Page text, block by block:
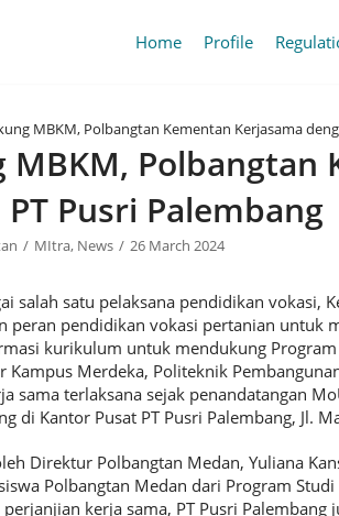
Home Profile
MBKM, Polbangtan Kementan Kerjasama
MBKM, Polbangtan
Pusri Palembang
MItra, News 26 March 2024
salah satu pelaksana pendidikan vokasi,
peran pendidikan vokasi pertanian untuk
kurikulum untuk mendukung
Kampus Merdeka, Politeknik
sama terlaksana sejak penandatangan
di Kantor Pusat PT Pusri Palembang, Jl.
Direktur Polbangtan Medan, Yuliana
Polbangtan Medan dari Program
kerja sama, PT Pusri